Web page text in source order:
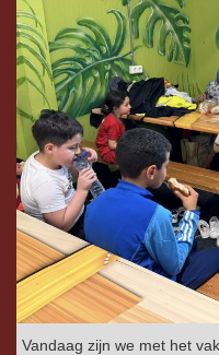
Vandaag zijn we met het